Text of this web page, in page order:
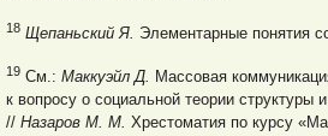
18 Щепаньский Я. Элементарные понятия
19 См.: Маккуэйл Д. Массовая
к вопросу о социальной теории структуры
// Назаров М. М. Хрестоматия по курсу